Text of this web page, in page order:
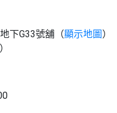
下G33號舖（顯示地圖 ）